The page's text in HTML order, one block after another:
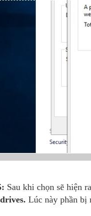
Sau khi chọn sẽ hiện
Lúc này phần bị